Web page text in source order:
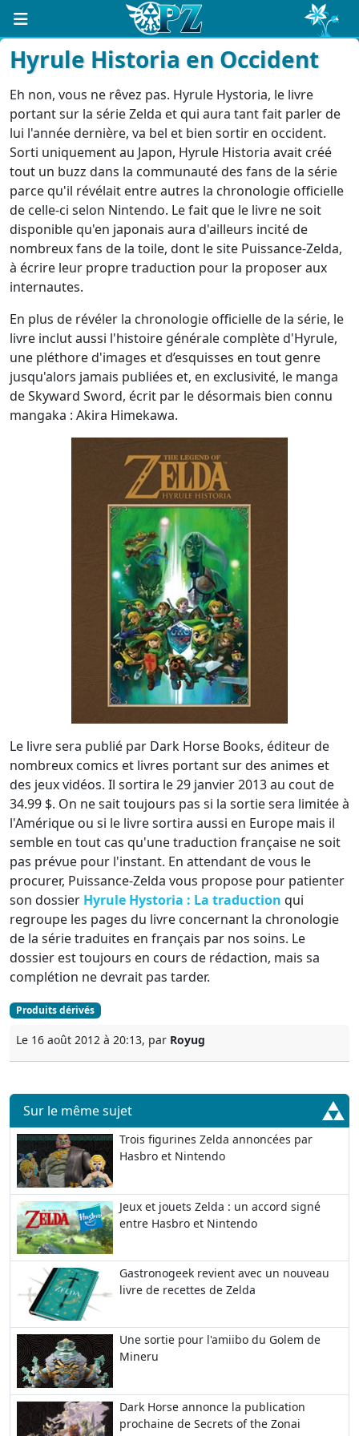
Hyrule Historia en Occident
Eh non, vous ne rêvez pas. Hyrule Hystoria, le livre
portant sur la série Zelda et qui aura tant fait parler de
lui l'année dernière, va bel et bien sortir en occident.
Sorti uniquement au Japon, Hyrule Historia avait créé
tout un buzz dans la communauté des fans de la série
parce qu'il révélait entre autres la chronologie officielle
de celle-ci selon Nintendo. Le fait que le livre ne soit
disponible qu'en japonais aura d'ailleurs incité de
nombreux fans de la toile, dont le site Puissance-Zelda,
à écrire leur propre traduction pour la proposer aux
internautes.
En plus de révéler la chronologie officielle de la série, le
livre inclut aussi l'histoire générale complète d'Hyrule,
une pléthore d'images et d’esquisses en tout genre
jusqu'alors jamais publiées et, en exclusivité, le manga
de Skyward Sword, écrit par le désormais bien connu
mangaka : Akira Himekawa.
Le livre sera publié par Dark Horse Books, éditeur de
nombreux comics et livres portant sur des animes et
des jeux vidéos. Il sortira le 29 janvier 2013 au cout de
34.99 $. On ne sait toujours pas si la sortie sera limitée à
l'Amérique ou si le livre sortira aussi en Europe mais il
semble en tout cas qu'une traduction française ne soit
pas prévue pour l'instant. En attendant de vous le
procurer, Puissance-Zelda vous propose pour patienter
son dossier Hyrule Hystoria : La traduction qui
regroupe les pages du livre concernant la chronologie
de la série traduites en français par nos soins. Le
dossier est toujours en cours de rédaction, mais sa
complétion ne devrait pas tarder.
Produits dérivés
Le 16 août 2012 à 20:13, par Royug
Sur le même sujet
Trois figurines Zelda annoncées par
Hasbro et Nintendo
Jeux et jouets Zelda : un accord signé
entre Hasbro et Nintendo
Gastronogeek revient avec un nouveau
livre de recettes de Zelda
Une sortie pour l'amiibo du Golem de
Mineru
Dark Horse annonce la publication
prochaine de Secrets of the Zonai